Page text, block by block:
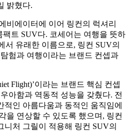
밝혔다.
비에이터에 이어 링컨의 럭셔리
트 SUV다. 코세어는 여행을 뜻하
서 유래한 이름으로, 링컨 SUV의
험과 여행이라는 브랜드 컨셉과
Flight)’이라는 브랜드 핵심 컨셉
아함과 역동적 성능을 갖췄다. 전
적인 아름다움과 동적인 움직임에
을 연상할 수 있도록 했으며, 링컨
니처 그릴이 적용해 링컨 SUV의